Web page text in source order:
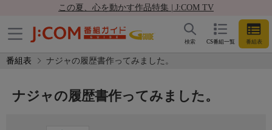
この夏、心を動かす作品特集 | J:COM TV
CS番組一覧 番組表
検索
番組表 ナジャの履歴書作ってみました。
ナジャの履歴書作ってみました。